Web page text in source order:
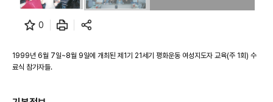
0
1999년 6월 7일~8월 9일에 개최된 제1기 21세기 평화운동 여성지도자 교육(주 1회) 수
료식 참가자들.